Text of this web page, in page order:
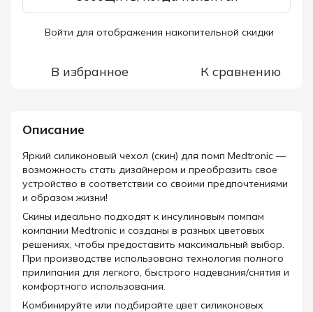
Войти для отображения накопительной скидки
В избранное К сравнению
Описание
Яркий силиконовый чехол (скин) для помп Medtronic —
возможность стать дизайнером и преобразить свое
устройство в соответствии со своими предпочтениями
и образом жизни!
Скины идеально подходят к инсулиновым помпам
компании Medtronic и созданы в разных цветовых
решениях, чтобы предоставить максимальный выбор.
При производстве использована технология полного
прилипания для легкого, быстрого надевания/снятия и
комфортного использования.
Комбинируйте или подбирайте цвет силиконовых